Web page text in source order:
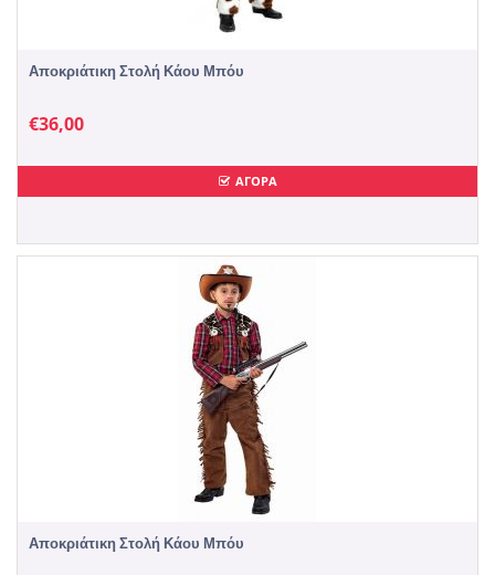
Αποκριάτικη Στολή Κάου Μπόυ
€36,00
ΑΓΟΡΑ
Αποκριάτικη Στολή Κάου Μπόυ